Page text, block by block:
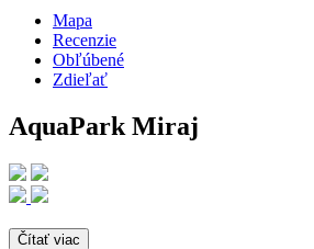
Mapa
Recenzie
Obľúbené
Zdieľať
AquaPark Miraj
Čítať viac